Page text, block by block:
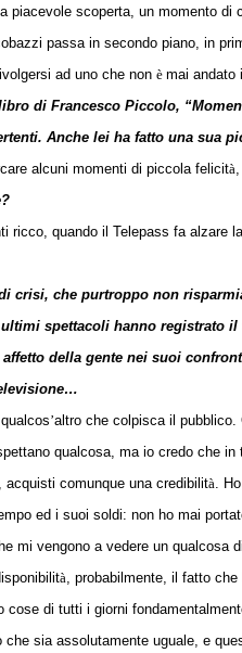
piacevole scoperta, un momento di
passa in secondo piano, in
ad uno che non è mai andato
di Francesco Piccolo,
Anche lei ha fatto una sua
alcuni momenti di piccola felicità
ricco, quando il Telepass fa alzare
crisi, che purtroppo non
spettacoli hanno registrato il
della gente nei suoi
’altro che colpisca il pubblico.
qualcosa, ma io credo che
comunque una credibilità .
ed i suoi soldi: non ho mai
mi vengono a vedere un
à , probabilmente, il fatto
cose di tutti i giorni
che sia assolutamente uguale, e